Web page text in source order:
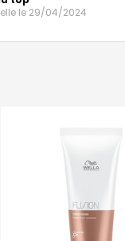
le 29/04/2024